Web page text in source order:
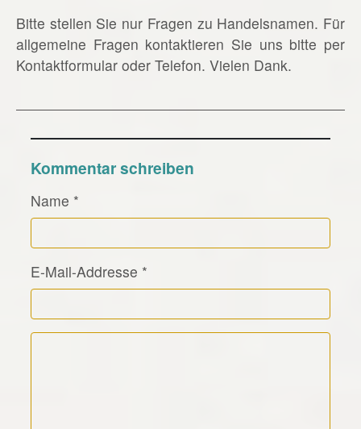
Bitte stellen Sie nur Fragen zu Handelsnamen. Für
allgemeine Fragen kontaktieren Sie uns bitte per
Kontaktformular oder Telefon. Vielen Dank.
Kommentar schreiben
Name *
E-Mail-Addresse *
Kommentar Text